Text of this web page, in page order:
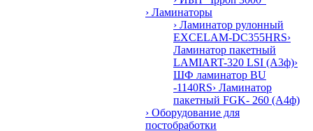
› Ламинаторы
› Ламинатор рулонный
EXCELAM-DC355HRS›
Ламинатор пакетный
LAMIART-320 LSI (А3ф)›
ШФ ламинатор BU
-1140RS› Ламинатор
пакетный FGK- 260 (А4ф)
› Оборудование для
постобработки